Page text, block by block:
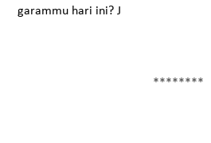
garammu hari ini? J
********